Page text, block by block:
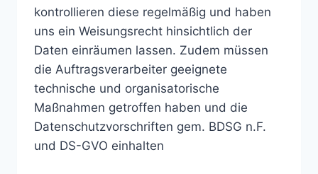
kontrollieren diese regelmäßig und haben
uns ein Weisungsrecht hinsichtlich der
Daten einräumen lassen. Zudem müssen
die Auftragsverarbeiter geeignete
technische und organisatorische
Maßnahmen getroffen haben und die
Datenschutzvorschriften gem. BDSG n.F.
und DS-GVO einhalten